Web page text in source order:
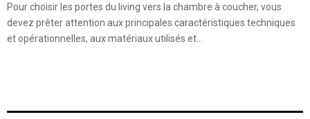
Pour choisir les portes du living vers la chambre à coucher, vous
devez prêter attention aux principales caractéristiques techniques
et opérationnelles, aux matériaux utilisés et...